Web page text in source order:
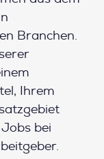
Branchen.
Ihrem
bei